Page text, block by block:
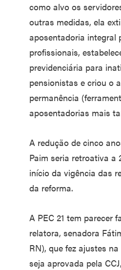
como alvo os
outras medidas, ela
aposentadoria integral
profissionais,
previdenciária para
pensionistas e criou o
permanência
aposentadorias mais
A redução de cinco
Paim seria retroativa a
início da vigência das
da reforma.
A PEC 21 tem parecer
relatora, senadora
RN), que fez ajustes
seja aprovada pela